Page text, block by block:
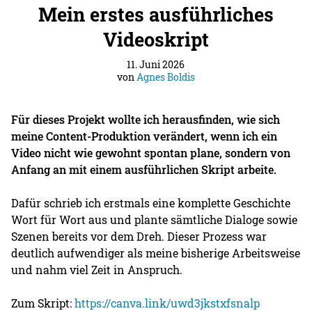
Mein erstes ausführliches
Videoskript
11. Juni 2026
vonAgnes Boldis
Für dieses Projekt wollte ich herausfinden, wie sich
meine Content-Produktion verändert, wenn ich ein
Video nicht wie gewohnt spontan plane, sondern von
Anfang an mit einem ausführlichen Skript arbeite.
Dafür schrieb ich erstmals eine komplette Geschichte
Wort für Wort aus und plante sämtliche Dialoge sowie
Szenen bereits vor dem Dreh. Dieser Prozess war
deutlich aufwendiger als meine bisherige Arbeitsweise
und nahm viel Zeit in Anspruch.
Zum Skript:https://canva.link/uwd3jkstxfsnalp